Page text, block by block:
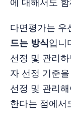
에 대해서도
다면평가는 우
드는 방식입니
선정 및 관리
자 선정 기준
선정 및 관리
한다는 점에서